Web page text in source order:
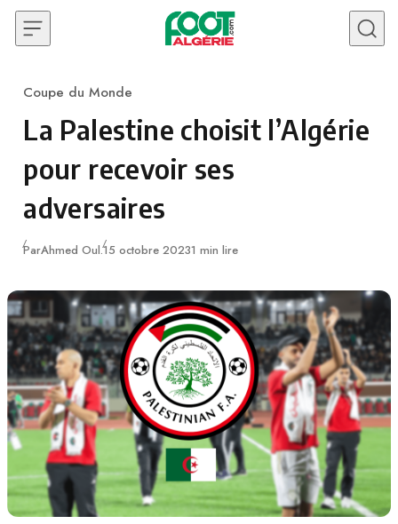
Skip to content
Category
Coupe du Monde
La Palestine choisit l’Algérie
pour recevoir ses
adversaires
ParAhmed Oul.Publié
15 octobre 20231 min lire